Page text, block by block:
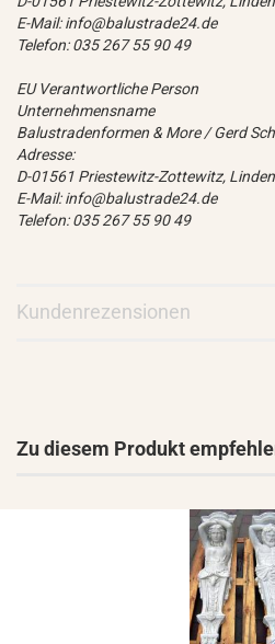
E-Mail: info@balustrade24.de
Telefon: 035 267 55 90 49
EU Verantwortliche Person
Unternehmensname
Balustradenformen & More / Gerd
Adresse:
D-01561 Priestewitz-Zottewitz,
E-Mail: info@balustrade24.de
Telefon: 035 267 55 90 49
Kundenrezensionen
Zu diesem Produkt